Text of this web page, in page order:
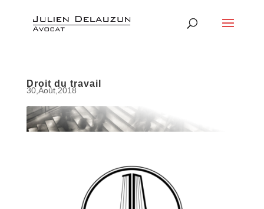
Droit du travail
30,Août,2018